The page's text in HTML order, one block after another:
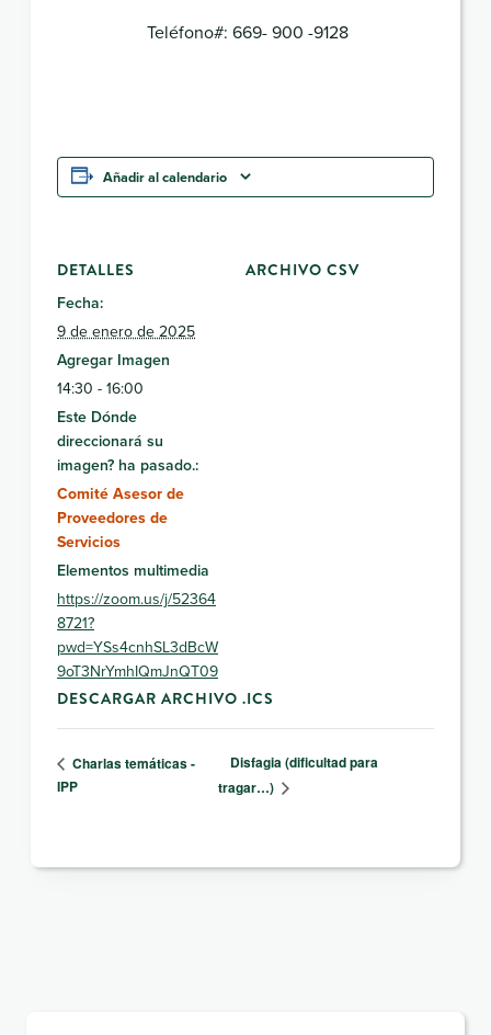
Teléfono#: 669- 900 -9128
Añadir al calendario
DETALLES
Fecha:
9 de enero de 2025
Agregar Imagen
14:30 - 16:00
Este Dónde
direccionará su
imagen? ha pasado.:
Comité Asesor de
Proveedores de
Servicios
Elementos multimedia
https://zoom.us/j/52364
8721?
pwd=YSs4cnhSL3dBcW
9oT3NrYmhIQmJnQT09
DESCARGAR ARCHIVO .ICS
ARCHIVO CSV
Charlas temáticas -
IPP
Disfagia (dificultad para
tragar…)